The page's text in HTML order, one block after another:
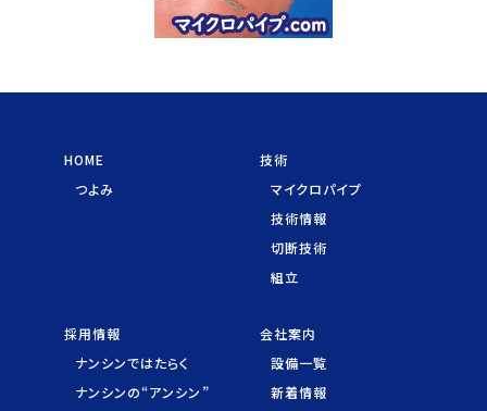
HOME
つよみ
技術
マイクロパイプ
技術情報
切断技術
組立
採用情報
ナンシンではたらく
ナンシンの“アンシン”
会社案内
設備一覧
新着情報